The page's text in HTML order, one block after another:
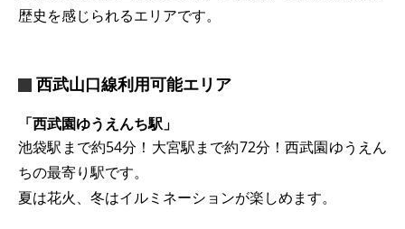
歴史を感じられるエリアです。
西武山口線利用可能エリア
「西武園ゆうえんち駅」
池袋駅まで約54分！大宮駅まで約72分！西武園ゆうえん
ちの最寄り駅です。
夏は花火、冬はイルミネーションが楽しめます。